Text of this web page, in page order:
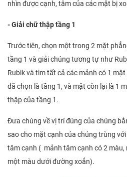
nhìn được cạnh, tâm của các mặt bị
- Giải chữ thập tầng 1
Trước tiên, chọn một trong 2 mặt
tầng 1 và giải chúng tương tự như
Rubik và tìm tất cả các mảnh có 1
đã chọn là tầng 1, và mặt còn lại là 1
thập của tầng 1.
Đưa chúng về vị trí đúng của chúng
sao cho mặt cạnh của chúng trùng
tâm cạnh ( mảnh tâm cạnh có 2
một màu dưới đường xoắn).